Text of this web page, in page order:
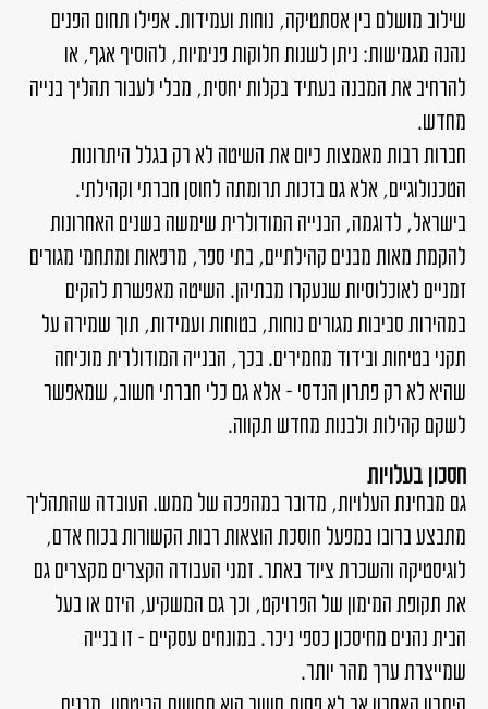
שילוב מושלם בין אסתטיקה, נוחות ועמידות. אפילו תחום הפנים
נהנה מגמישות: ניתן לשנות חלוקות פנימיות, להוסיף אגף, או
להרחיב את המבנה בעתיד בקלות יחסית, מבלי לעבור תהליך בנייה
מחדש.
חברות רבות מאמצות כיום את השיטה לא רק בגלל היתרונות
הטכנולוגיים, אלא גם בזכות תרומתה לחוסן חברתי וקהילתי.
בישראל, לדוגמה, הבנייה המודולרית שימשה בשנים האחרונות
להקמת מאות מבנים קהילתיים, בתי ספר, מרפאות ומתחמי מגורים
זמניים לאוכלוסיות שנעקרו מבתיהן. השיטה מאפשרת להקים
במהירות סביבות מגורים נוחות, בטוחות ועמידות, תוך שמירה על
תקני בטיחות ובידוד מחמירים. בכך, הבנייה המודולרית מוכיחה
שהיא לא רק פתרון הנדסי – אלא גם כלי חברתי חשוב, שמאפשר
לשקם קהילות ולבנות מחדש תקווה.
חסכון בעלויות
גם מבחינת העלויות, מדובר במהפכה של ממש. העובדה שהתהליך
מתבצע ברובו במפעל חוסכת הוצאות רבות הקשורות בכוח אדם,
לוגיסטיקה והשכרת ציוד באתר. זמני העבודה הקצרים מקצרים גם
את תקופת המימון של הפרויקט, וכך גם המשקיע, היזם או בעל
הבית נהנים מחיסכון כספי ניכר. במונחים עסקיים – זו בנייה
שמייצרת ערך מהר יותר.